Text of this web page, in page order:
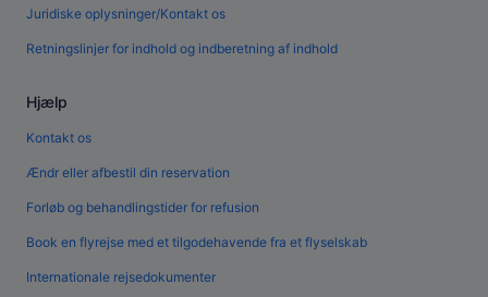
Juridiske oplysninger/Kontakt os
Retningslinjer for indhold og indberetning af indhold
Hjælp
Kontakt os
Ændr eller afbestil din reservation
Forløb og behandlingstider for refusion
Book en flyrejse med et tilgodehavende fra et flyselskab
Internationale rejsedokumenter